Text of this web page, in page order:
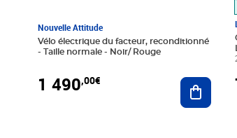
Nouvelle Attitude
Vélo électrique du facteur, reconditionné
- Taille normale - Noir/ Rouge
1 490,00€ Ajouter